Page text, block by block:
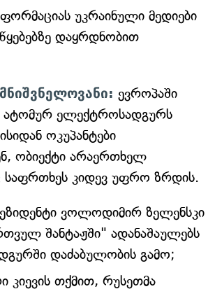
უკრაინული მედიები
დაყრდნობით
ევროპაში
ატომურ ელექტროსადგურს
ოკუპანტები
ობიექტი არაერთხელ
საფრთხეს კიდევ უფრო ზრდის.
ვოლოდიმირ ზელენსკი
შანტაჟში" ადანაშაულებს
დაძაბულობის გამო;
კიევის თქმით, რუსეთმა